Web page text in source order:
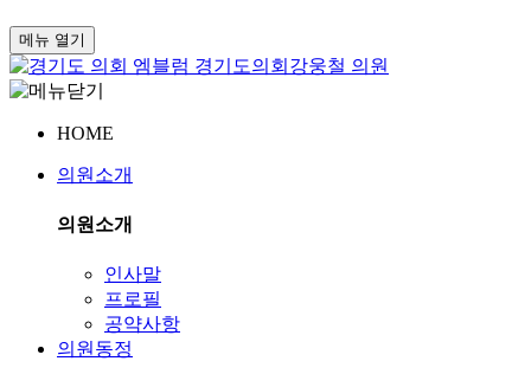
메뉴 열기
경기도의회 강웅철 의원
HOME
의원소개
의원소개
인사말
프로필
공약사항
의원동정